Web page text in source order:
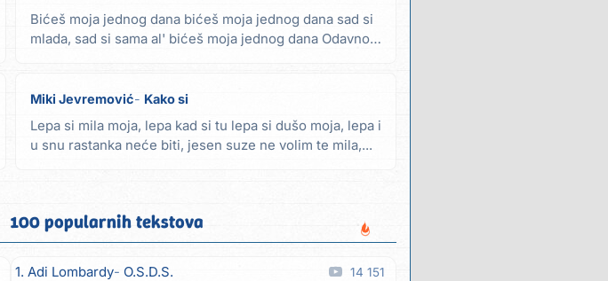
Bićeš moja jednog dana bićeš moja jednog dana sad si
mlada, sad si sama al' bićeš moja jednog dana Odavno
Miki Jevremović Kako si
Lepa si mila moja, lepa kad si tu lepa si dušo moja, lepa i
u snu rastanka neće biti, jesen suze ne volim te mila,...
100 popularnih tekstova
1. Adi Lombardy O.S.D.S. 14 151